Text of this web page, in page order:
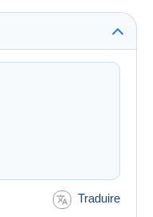
Traduire